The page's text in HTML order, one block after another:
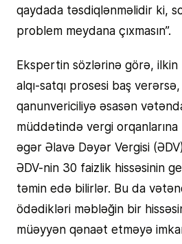
qaydada təsdiqlənməlidir ki,
problem meydana çıxmasın”.
Ekspertin sözlərinə görə, ilkin
alqı-satqı prosesi baş
qanunvericiliyə əsasən
müddətində vergi
əgər Əlavə Dəyər Vergisi
ƏDV-nin 30 faizlik hissəsinin
təmin edə bilirlər. Bu da
ödədikləri məbləğin bir
müəyyən qənaət etməyə